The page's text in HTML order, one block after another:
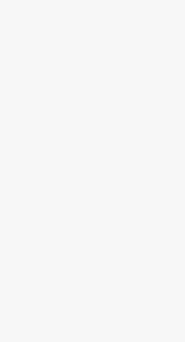
Il
Le bruit et